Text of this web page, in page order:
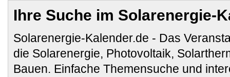
Ihre Suche im Solarenergie-
Solarenergie-Kalender.de - Das
die Solarenergie, Photovoltaik,
Bauen. Einfache Themensuche und